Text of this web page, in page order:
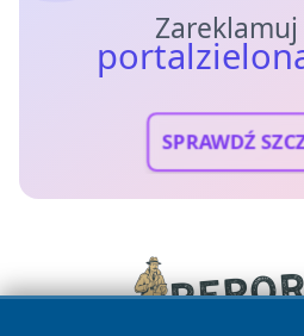
Zareklamuj
SPRAWDŹ